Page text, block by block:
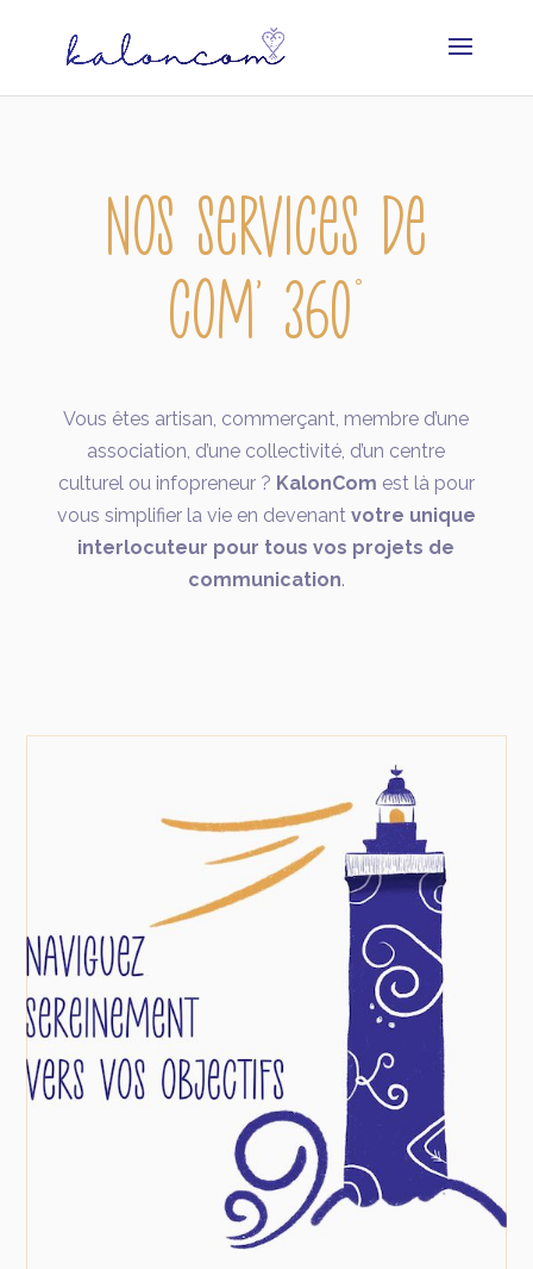
NOS SERVICES de
com' 360˚
Vous êtes artisan, commerçant, membre d’une
association, d’une collectivité, d’un centre
culturel ou infopreneur ? KalonCom est là pour
vous simplifier la vie en devenant votre unique
interlocuteur pour tous vos projets de
communication.
Stratégie communication
Opala ! Ne prenez pas la mer sans connaître
les vents ni la météo. Vous risqueriez de ne
jamais arriver à bon port !